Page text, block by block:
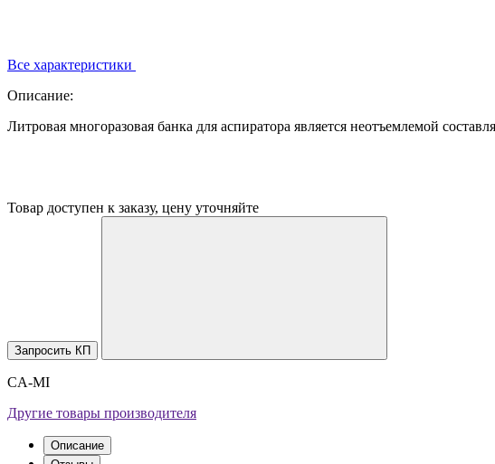
Все характеристики
Описание:
Литровая многоразовая банка для аспиратора является неотъемлемой
Товар доступен к заказу, цену уточняйте
Запросить КП
CA-MI
Другие товары производителя
Описание